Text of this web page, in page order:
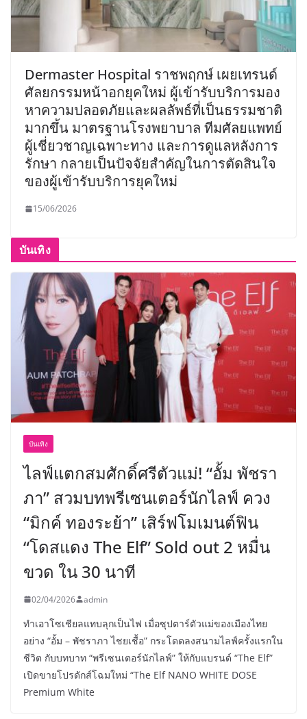
Dermaster Hospital ราชพฤกษ์ เผยเทรนด์
ศัลยกรรมหน้าอกยุคใหม่ ผู้เข้ารับบริการมอง
หาความปลอดภัยและผลลัพธ์ที่เป็นธรรมชาติ
มากขึ้น มาตรฐานโรงพยาบาล ทีมศัลยแพทย์
ผู้เชี่ยวชาญเฉพาะทาง และการดูแลหลังการ
รักษา กลายเป็นปัจจัยสำคัญในการตัดสินใจ
ของผู้เข้ารับบริการยุคใหม่
15/06/2026
บันเทิง
บันเทิง
ไลฟ์แตกสมศักดิ์ศรีตัวแม่! “อั้ม พัชรา
ภา” สวมบทพรีเซนเตอร์นักไลฟ์ ควง
“มิกค์ ทองระย้า” เสิร์ฟโมเมนต์ฟิน
“โดสแดง The Elf” Sold out 2 หมื่น
ขวด ใน 30 นาที
02/04/2026 admin
ทำเอาโซเชียลแทบลุกเป็นไฟ เมื่อซุปตาร์ตัวแม่ของเมืองไทย
อย่าง “อั้ม – พัชราภา ไชยเชื้อ” กระโดดลงสนามไลฟ์ครั้งแรกใน
ชีวิต กับบทบาท “พรีเซนเตอร์นักไลฟ์” ให้กับแบรนด์ “The Elf”
เปิดขายโปรดักส์โฉมใหม่ “The Elf NANO WHITE DOSE
Premium White